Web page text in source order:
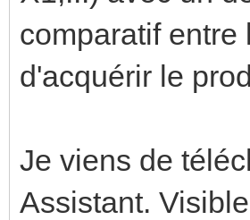
comparatif
d'acquérir le
Je viens de
Assistant.